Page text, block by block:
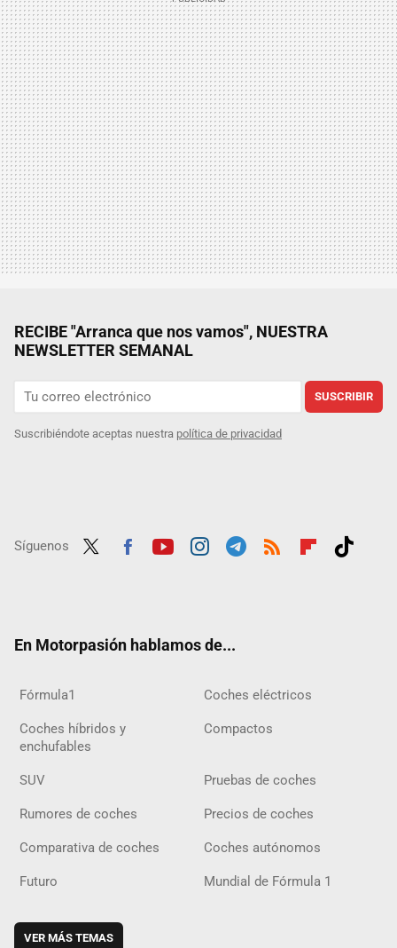
RECIBE "Arranca que nos vamos", NUESTRA
NEWSLETTER SEMANAL
SUSCRIBIR
Suscribiéndote aceptas nuestra política de privacidad
Síguenos
En Motorpasión hablamos de...
Fórmula1 Coches eléctricos
Coches híbridos y
enchufables
Compactos
SUV Pruebas de coches
Rumores de coches Precios de coches
Comparativa de coches Coches autónomos
Futuro Mundial de Fórmula 1
VER MÁS TEMAS